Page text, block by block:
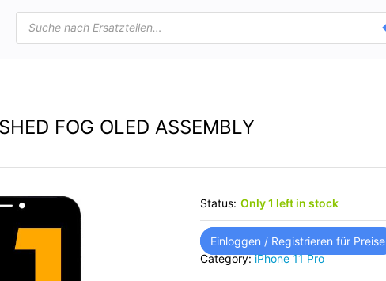
Products
search
FOG OLED ASSEMBLY
Status: Only 1 left in stock
Einloggen / Registrieren für Preise
Category:iPhone 11 Pro